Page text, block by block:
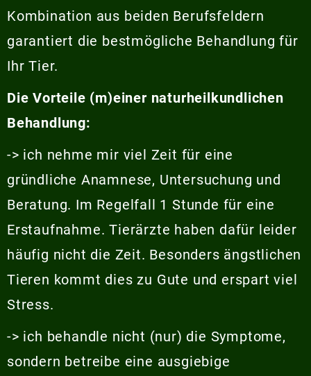
Kombination aus beiden Berufsfeldern
garantiert die bestmögliche Behandlung für
Ihr Tier.
Die Vorteile (m)einer naturheilkundlichen
Behandlung:
-> ich nehme mir viel Zeit für eine
gründliche Anamnese, Untersuchung und
Beratung. Im Regelfall 1 Stunde für eine
Erstaufnahme. Tierärzte haben dafür leider
häufig nicht die Zeit. Besonders ängstlichen
Tieren kommt dies zu Gute und erspart viel
Stress.
-> ich behandle nicht (nur) die Symptome,
sondern betreibe eine ausgiebige